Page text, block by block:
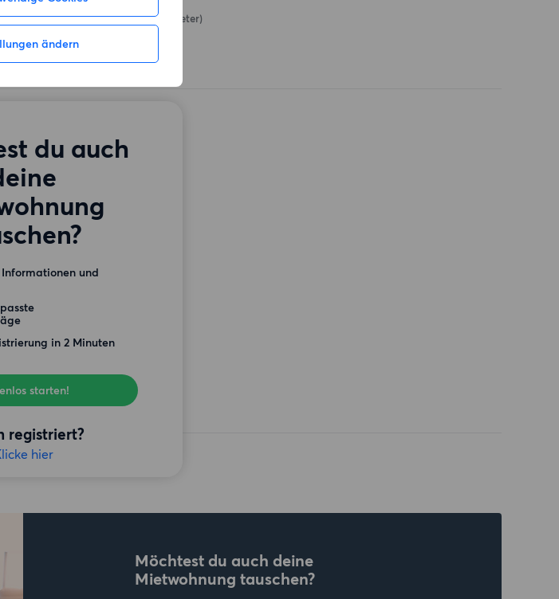
ändern
Neue Kantstraße(583 Meter)
du auch
und
in 2 Minuten
starten!
registriert?
hier
Möchtest du auch deine
Mietwohnung tauschen?